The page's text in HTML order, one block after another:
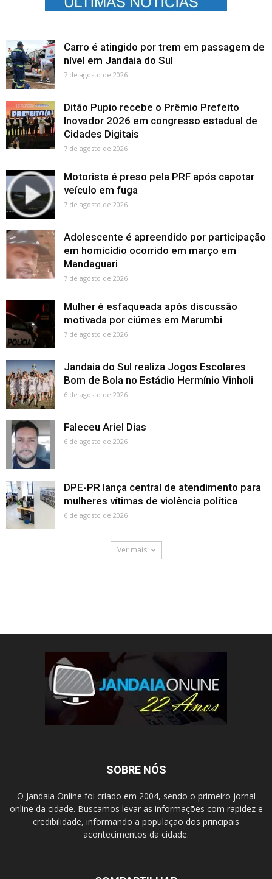
Carro é atingido por trem em passagem de
nível em Jandaia do Sul
7 de agosto de 2026
Ditão Pupio recebe o Prêmio Prefeito
Inovador 2026 em congresso estadual de
Cidades Digitais
7 de agosto de 2026
Motorista é preso pela PRF após capotar
veículo em fuga
7 de agosto de 2026
Adolescente é apreendido por participação
em homicídio ocorrido em março em
Mandaguari
7 de agosto de 2026
Mulher é esfaqueada após discussão
motivada por ciúmes em Marumbi
7 de agosto de 2026
Jandaia do Sul realiza Jogos Escolares
Bom de Bola no Estádio Hermínio Vinholi
6 de agosto de 2026
Faleceu Ariel Dias
6 de agosto de 2026
DPE-PR lança central de atendimento para
mulheres vítimas de violência política
6 de agosto de 2026
Ver mais
SOBRE NÓS
O Jandaia Online foi criado em 2004, sendo o primeiro jornal
online da cidade. Buscamos levar as informações com rapidez e
credibilidade, informando a população dos principais
acontecimentos da cidade.